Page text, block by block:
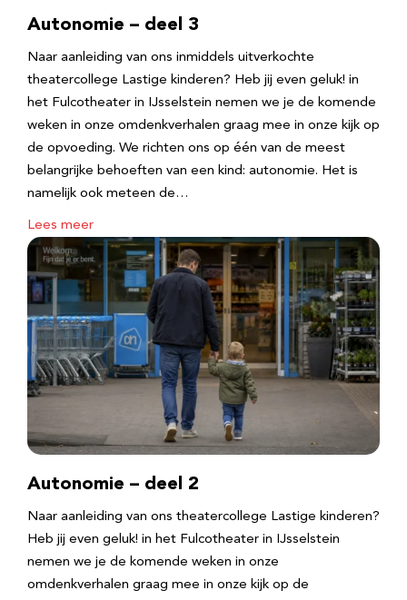
Autonomie – deel 3
Naar aanleiding van ons inmiddels uitverkochte
theatercollege Lastige kinderen? Heb jij even geluk! in
het Fulcotheater in IJsselstein nemen we je de komende
weken in onze omdenkverhalen graag mee in onze kijk op
de opvoeding. We richten ons op één van de meest
belangrijke behoeften van een kind: autonomie. Het is
namelijk ook meteen de…
Lees meer
Autonomie – deel 2
Naar aanleiding van ons theatercollege Lastige kinderen?
Heb jij even geluk! in het Fulcotheater in IJsselstein
nemen we je de komende weken in onze
omdenkverhalen graag mee in onze kijk op de